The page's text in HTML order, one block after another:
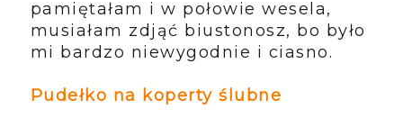
pamiętałam i w połowie wesela,
musiałam zdjąć biustonosz, bo było
mi bardzo niewygodnie i ciasno.
Pudełko na koperty ślubne